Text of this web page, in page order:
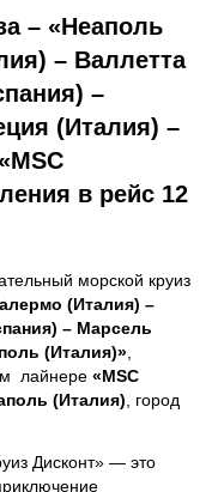
– «Неаполь
– Валлетта
–
(Италия) –
в рейс 12
морской круиз
(Италия) –
– Марсель
(Италия)»
лайнере «MSC
(Италия) , город
Дисконт» — это